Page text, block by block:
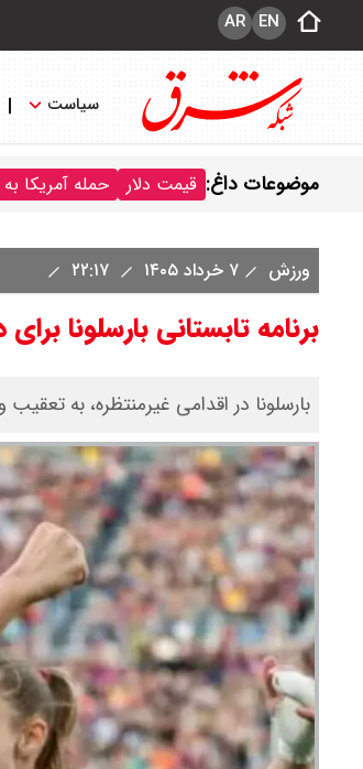
EN
AR
سیاست
موضوعات داغ: قیمت دلار حمله آمریکا به
ورزش ۷ خرداد ۱۴۰۵
برنامه تابستانی بارسلونا
بارسلونا در اقدامی غیرمنتظره، به